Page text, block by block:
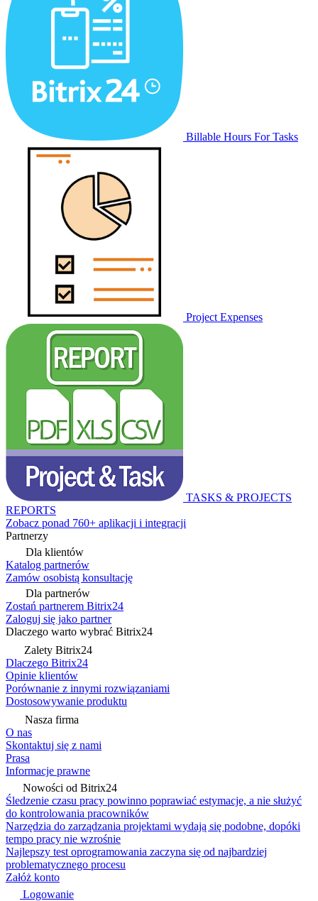
Billable Hours For Tasks
Project Expenses
TASKS & PROJECTS
REPORTS
Zobacz ponad 760+ aplikacji i integracji
Partnerzy
Dla klientów
Katalog partnerów
Zamów osobistą konsultację
Dla partnerów
Zostań partnerem Bitrix24
Zaloguj się jako partner
Dlaczego warto wybrać Bitrix24
Zalety Bitrix24
Dlaczego Bitrix24
Opinie klientów
Porównanie z innymi rozwiązaniami
Dostosowywanie produktu
Nasza firma
O nas
Skontaktuj się z nami
Prasa
Informacje prawne
Nowości od Bitrix24
Śledzenie czasu pracy powinno poprawiać estymacje, a nie służyć
do kontrolowania pracowników
Narzędzia do zarządzania projektami wydają się podobne, dopóki
tempo pracy nie wzrośnie
Najlepszy test oprogramowania zaczyna się od najbardziej
problematycznego procesu
Załóż konto
Logowanie